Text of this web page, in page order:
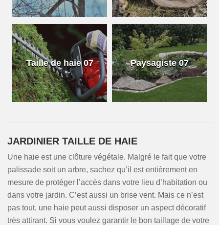
Taille de haie 07 Paysagiste 07
JARDINIER TAILLE DE HAIE
Une haie est une clôture végétale. Malgré le fait que votre
palissade soit un arbre, sachez qu’il est entièrement en
mesure de protéger l’accès dans votre lieu d’habitation ou
dans votre jardin. C’est aussi un brise vent. Mais ce n’est
pas tout, une haie peut aussi disposer un aspect décoratif
très attirant. Si vous voulez garantir le bon taillage de votre